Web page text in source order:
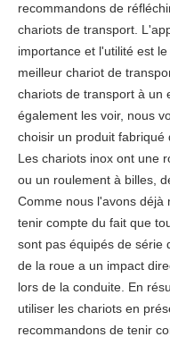
recommandons de
chariots de transport.
importance et l'utilité est
meilleur chariot de
chariots de transport à un
également les voir, nous
choisir un produit fabriqué
Les chariots inox ont une
ou un roulement à billes,
Comme nous l'avons déjà
tenir compte du fait que
sont pas équipés de série
de la roue a un impact
lors de la conduite. En
utiliser les chariots en
recommandons de tenir